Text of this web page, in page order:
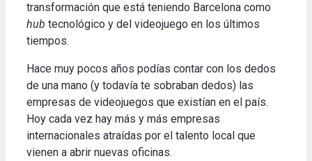
transformación que está teniendo Barcelona como
hub tecnológico y del videojuego en los últimos
tiempos.
Hace muy pocos años podías contar con los dedos
de una mano (y todavía te sobraban dedos) las
empresas de videojuegos que existían en el país.
Hoy cada vez hay más y más empresas
internacionales atraídas por el talento local que
vienen a abrir nuevas oficinas.